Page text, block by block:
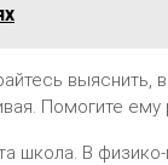
выяснить,
Помогите ему
школа. В